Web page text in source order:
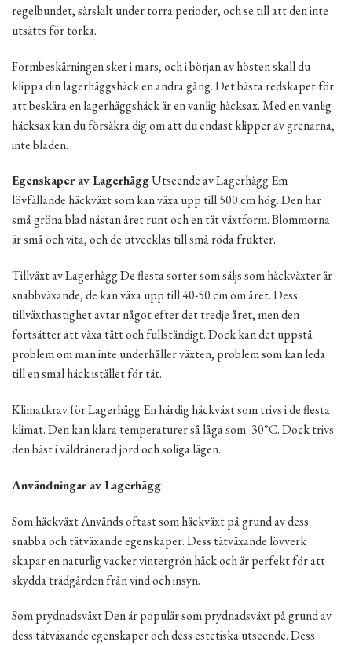
regelbundet, särskilt under torra perioder, och se till att den inte
utsätts för torka.
Formbeskärningen sker i mars, och i början av hösten skall du
klippa din lagerhäggshäck en andra gång. Det bästa redskapet för
att beskära en lagerhäggshäck är en vanlig häcksax. Med en vanlig
häcksax kan du försäkra dig om att du endast klipper av grenarna,
inte bladen.
Egenskaper av LagerhäggUtseende av Lagerhägg Em
lövfällande häckväxt som kan växa upp till 500 cm hög. Den har
små gröna blad nästan året runt och en tät växtform. Blommorna
är små och vita, och de utvecklas till små röda frukter.
Tillväxt av Lagerhägg De flesta sorter som säljs som häckväxter är
snabbväxande, de kan växa upp till 40-50 cm om året. Dess
tillväxthastighet avtar något efter det tredje året, men den
fortsätter att växa tätt och fullständigt. Dock kan det uppstå
problem om man inte underhåller växten, problem som kan leda
till en smal häck istället för tät.
Klimatkrav för Lagerhägg En härdig häckväxt som trivs i de flesta
klimat. Den kan klara temperaturer så låga som -30°C. Dock trivs
den bäst i väldränerad jord och soliga lägen.
Användningar av Lagerhägg
Som häckväxt Används oftast som häckväxt på grund av dess
snabba och tätväxande egenskaper. Dess tätväxande lövverk
skapar en naturlig vacker vintergrön häck och är perfekt för att
skydda trädgården från vind och insyn.
Som prydnadsväxt Den är populär som prydnadsväxt på grund av
dess tätväxande egenskaper och dess estetiska utseende. Dess